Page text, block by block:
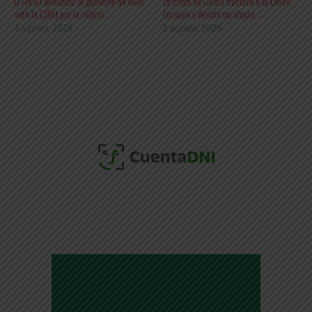
ante la CIDH por la reform ...
4 agosto, 2026
Europea y desata un efecto ...
2 agosto, 2026